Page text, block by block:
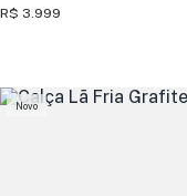
R$ 3.999
Novo